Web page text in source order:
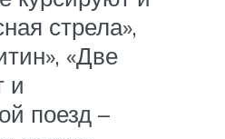
стрела»,
«Две
и
поезд –